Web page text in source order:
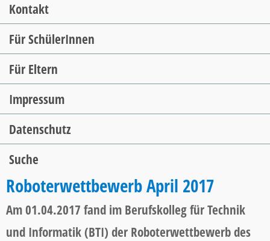
Kontakt
Für SchülerInnen
Für Eltern
Impressum
Datenschutz
Suche
Roboterwettbewerb April 2017
Am 01.04.2017 fand im Berufskolleg für Technik
und Informatik (BTI) der Roboterwettbewerb des